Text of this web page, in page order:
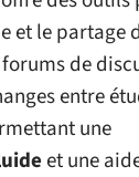
et le partage
de
entre
une
et une